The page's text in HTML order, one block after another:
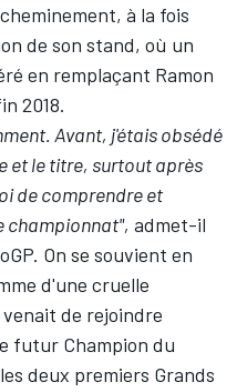
à la fois
de son stand, où un
en remplaçant Ramon
2018.
Avant, j'étais obsédé
et le titre, surtout après
de comprendre et
championnat", admet-il
On se souvient en
d'une cruelle
de rejoindre
futur Champion du
deux premiers Grands